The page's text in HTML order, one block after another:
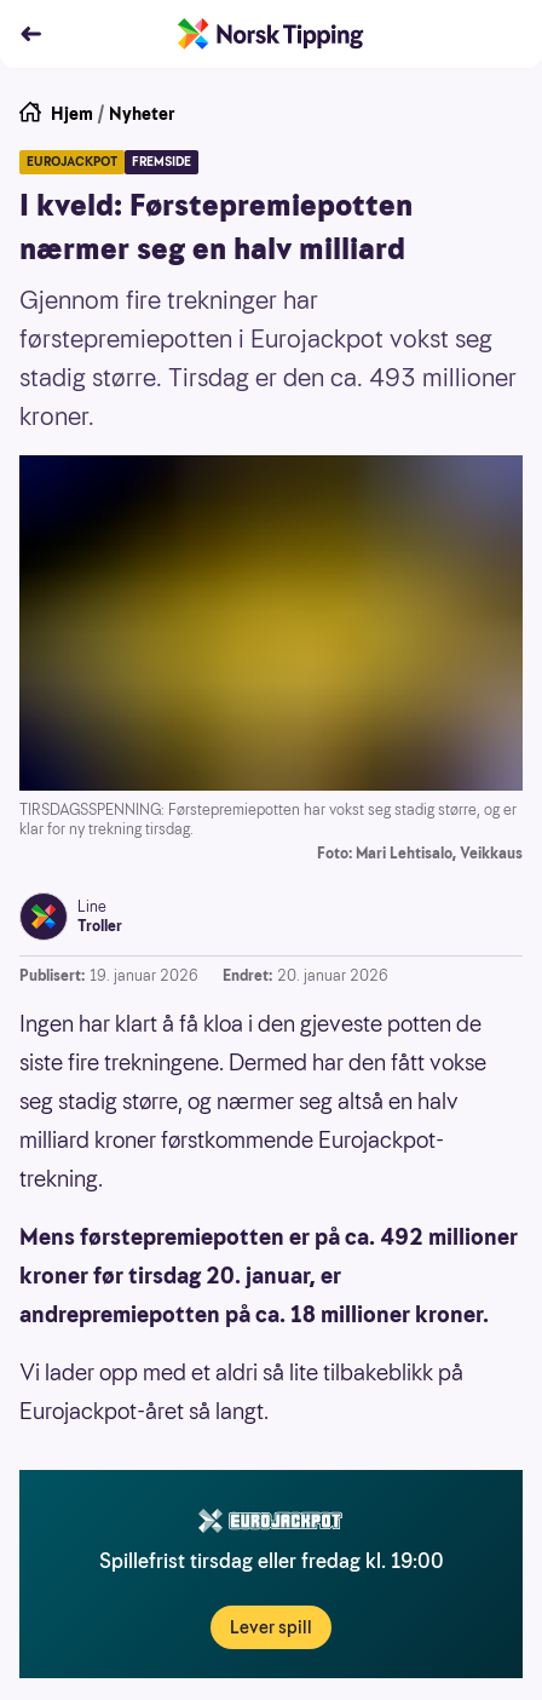
Hjem / Nyheter
EUROJACKPOT FREMSIDE
I kveld: Førstepremiepotten
nærmer seg en halv milliard
Gjennom fire trekninger har
førstepremiepotten i Eurojackpot vokst seg
stadig større. Tirsdag er den ca. 493 millioner
kroner.
TIRSDAGSSPENNING: Førstepremiepotten har vokst seg stadig større, og er
klar for ny trekning tirsdag.
Foto: Mari Lehtisalo, Veikkaus
Line
Troller
Publisert: 19. januar 2026 Endret: 20. januar 2026
Ingen har klart å få kloa i den gjeveste potten de
siste fire trekningene. Dermed har den fått vokse
seg stadig større, og nærmer seg altså en halv
milliard kroner førstkommende Eurojackpot-
trekning.
Mens førstepremiepotten er på ca. 492 millioner
kroner før tirsdag 20. januar, er
andrepremiepotten på ca. 18 millioner kroner.
Vi lader opp med et aldri så lite tilbakeblikk på
Eurojackpot-året så langt.
Spillefrist tirsdag eller fredag kl. 19:00
Lever spill